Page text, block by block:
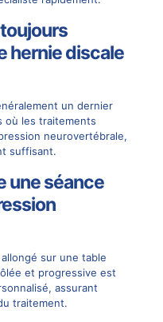
hernie discale
un dernier
où les traitements
neurovertébrale,
suffisant.
une séance
sur une table
et progressive est
assurant
traitement.